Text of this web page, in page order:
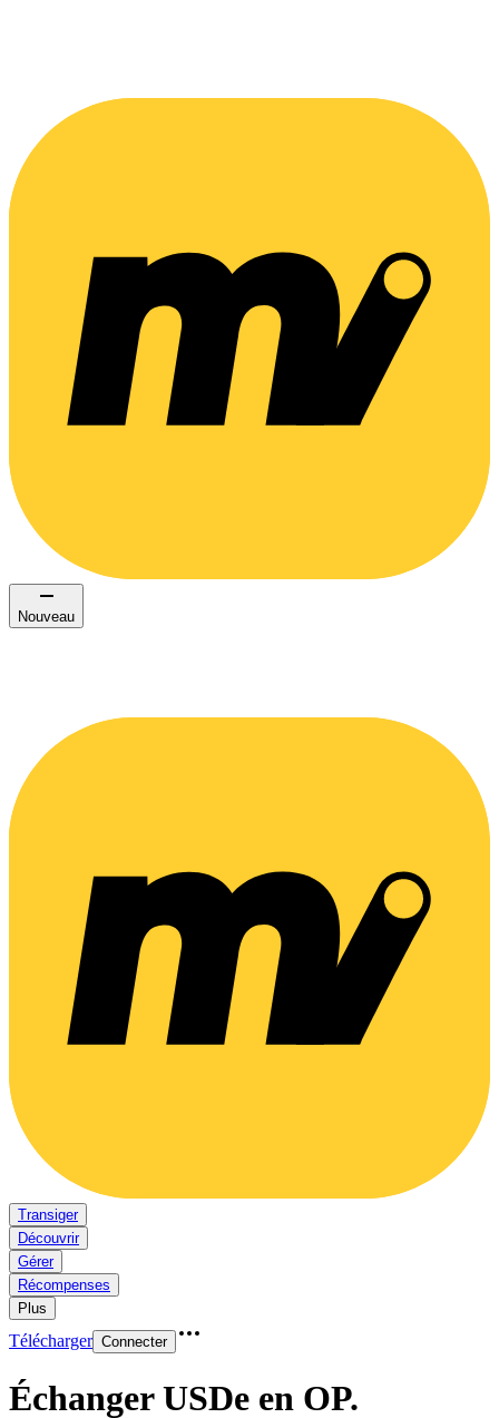
Nouveau
Transiger
Découvrir
Gérer
Récompenses
Plus
Télécharger Connecter
Échanger USDe en OP.